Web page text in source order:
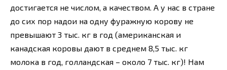
достигается не числом, а качеством. А у нас в стране
до сих пор надои на одну фуражную корову не
превышают 3 тыс. кг в год (американская и
канадская коровы дают в среднем 8,5 тыс. кг
молока в год, голландская – около 7 тыс. кг)! Нам